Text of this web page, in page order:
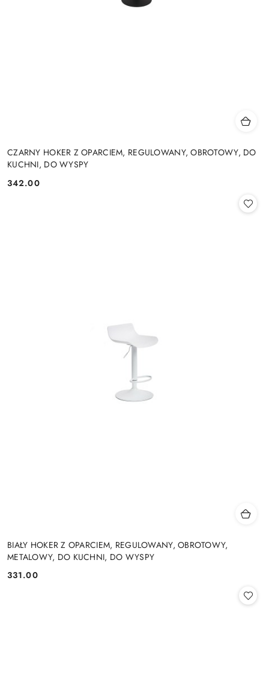
CZARNY HOKER Z OPARCIEM, REGULOWANY, OBROTOWY, DO
KUCHNI, DO WYSPY
Cena:
342.00
BIAŁY HOKER Z OPARCIEM, REGULOWANY, OBROTOWY,
METALOWY, DO KUCHNI, DO WYSPY
Cena:
331.00